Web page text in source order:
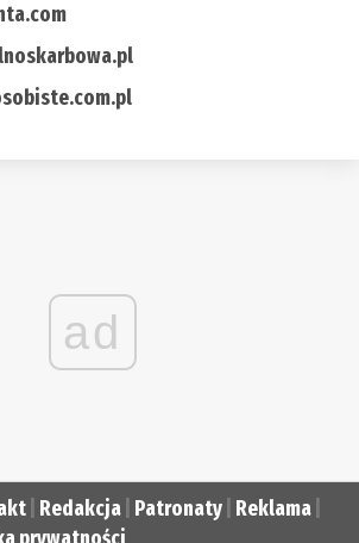
ad
Redakcja Patronaty Reklama